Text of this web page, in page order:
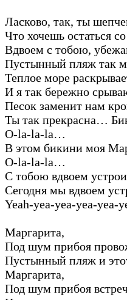
Ласково, так, ты
Что хочешь остаться
Вдвоем с тобою,
Пустынный пляж так
Теплое море
И я так бережно
Песок заменит нам
Ты так прекрасна…
O-la-la-la…
В этом бикини моя
O-la-la-la…
C тобою вдвоем
Сегодня мы вдвоем
Yeah-yea-yea-yea-yea-
Маргарита,
Под шум прибоя
Пустынный пляж и
Маргарита,
Под шум прибоя